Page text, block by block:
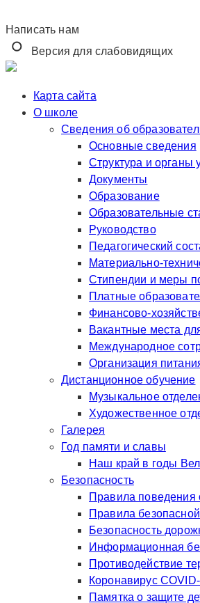
Написать нам
Версия для слабовидящих
Карта сайта
О школе
Сведения об
Основные сведения
Структура и органы
Документы
Образование
Образовательные
Руководство
Педагогический
Материально-
Стипендии и меры
Платные
Финансово-
Вакантные места
Международное
Организация
Дистанционное обучение
Музыкальное
Художественное
Галерея
Год памяти и славы
Наш край в годы
Безопасность
Правила поведения
Правила
Безопасность
Информационная
Противодействие
Коронавирус
Памятка о защите